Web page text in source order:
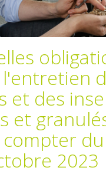
et des
et
compter
2023